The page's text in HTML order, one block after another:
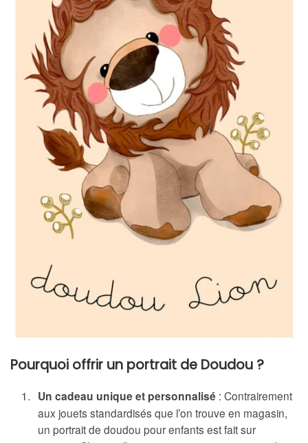
Pourquoi offrir un portrait de Doudou ?
Un cadeau unique et personnalisé : Contrairement
aux jouets standardisés que l’on trouve en magasin,
un portrait de doudou pour enfants est fait sur